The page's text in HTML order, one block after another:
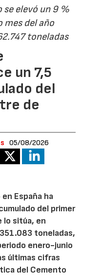
se elevó un 9 %
mes del año
toneladas
un 7,5
del
de
05/08/2026
España ha
del primer
lo sitúa, en
toneladas,
enero-junio
últimas cifras
del Cemento